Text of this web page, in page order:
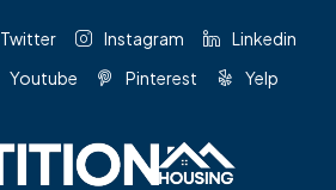
Twitter Instagram
Linkedin
Youtube Pinterest Yelp